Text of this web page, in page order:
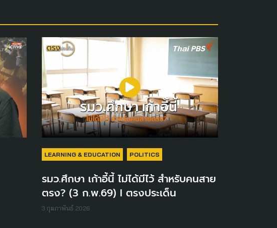
LEARNING & EDUCATION POLITICS
รมว.ศึกษา เก้าอี้นี้ ไม่ได้มีไว้ สำหรับคนสาย
ตรง? (3 ก.พ.69) I ตรงประเด็น
3 กุมภาพันธ์ 2026